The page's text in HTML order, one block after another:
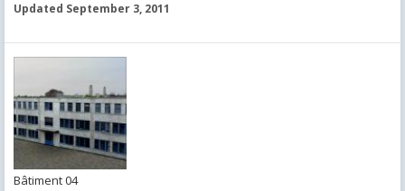
Updated September 3, 2011
Bâtiment 04